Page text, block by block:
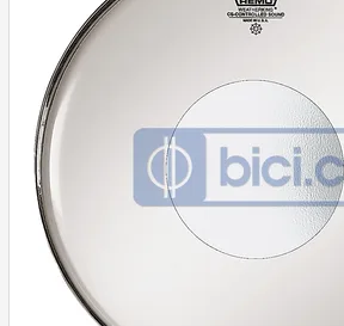
Dechy
Příslušenství
Zvuk
Dárkové předměty
Noty a knihy
Pro děti